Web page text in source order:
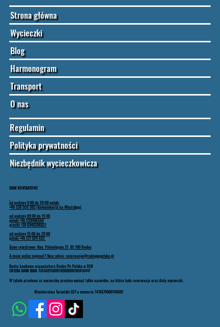
DANE KONTAKTOWE
od godziny 9:00 do 20:00 polski
+48 538 959 303 (komunikacja na WhatsApp)
od godziny 09:00 do 15:00
polski +48 539406560
grecki +30 6940306027
od godziny 15:00 do 20:00
polski +48 577 924 692
dane rejestrowe: Kon. Palaiologou 21, 85 100 Rodos
A może wolisz napisać? Nasz adres: rezerwacje@rodospopolsku.pl
Ministerstwa Turystyki EOT o numerze 1476E70000148801
Konto bankowe organizatora Rodos Po Polsku w EUR
CREDIA BANK IBAN: GR6601600810000000180416447
W tytule przelewu za wycieczkę prosimy wpisać tylko nazwisko, na które była rezerwacja oraz datę wycieczki.
Strona główna
Wycieczki
Blog
Harmonogram
Transport
O nas
Regulamin
Polityka prywatności
Niezbędnik wycieczkowicza